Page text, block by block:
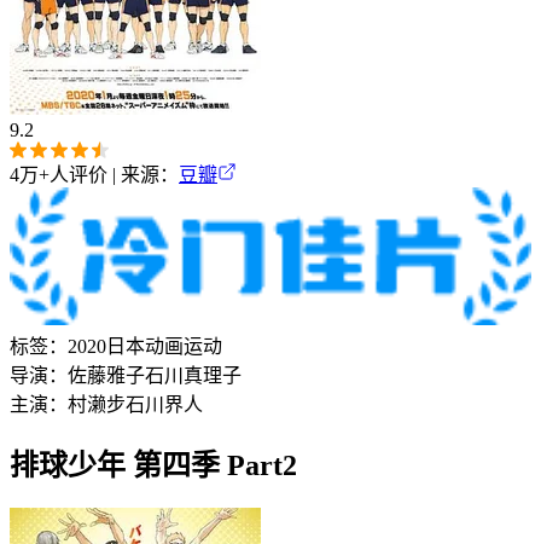
9.2
4万+人评价 | 来源： 豆瓣
标签： 2020 日本动画运动
导演： 佐藤雅子石川真理子
主演： 村濑步石川界人
排球少年 第四季 Part2